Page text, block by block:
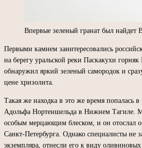
Впервые зеленый гранат был найдет
Первыми камнем заинтересовались
на берегу уральской реки Паскакухи
обнаружил яркий зеленый самородок и
цене хризолита.
Такая же находка в это же время попалась в
Адольфа Нортеншельда в Нижнем Тагиле.
особым мерцающим блеском, и он отослал
Санкт-Петербурга. Однако специалисты не
экземпляра, отнесли его к виду